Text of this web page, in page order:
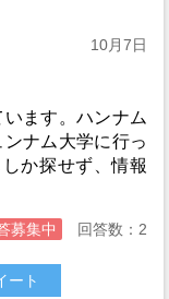
10月7日
ます。ハンナム
ナム大学に行っ
か探せず、情報
募集中 回答数：2
ート